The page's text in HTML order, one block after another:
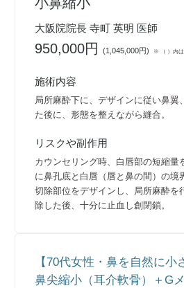
大阪院院長 寺町 英明 医師
950,000円(1,045,000円) ※ （ ）内
施術内容
局所麻酔下に、デザインに従い鼻翼
た後に、形態を整えながら縫合。
リスクや副作用
カウンセリング時、白唇部の短縮量
に鼻孔底と白唇（唇と鼻の間）の境
切除部位をデザインし、局所麻酔を
除した後、十分に止血し創閉鎖。
【70代女性・鼻を自然に小
鼻尖縮小（耳介軟骨）＋G